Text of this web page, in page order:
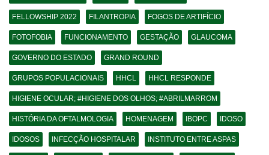
FELLOWSHIP 2022 FILANTROPIA FOGOS DE ARTIFÍCIO
FOTOFOBIA FUNCIONAMENTO GESTAÇÃO GLAUCOMA
GOVERNO DO ESTADO GRAND ROUND
GRUPOS POPULACIONAIS HHCL HHCL RESPONDE
HIGIENE OCULAR; #HIGIENE DOS OLHOS; #ABRILMARROM
HISTÓRIA DA OFTALMOLOGIA HOMENAGEM IBOPC IDOSO
IDOSOS INFECÇÃO HOSPITALAR INSTITUTO ENTRE ASPAS